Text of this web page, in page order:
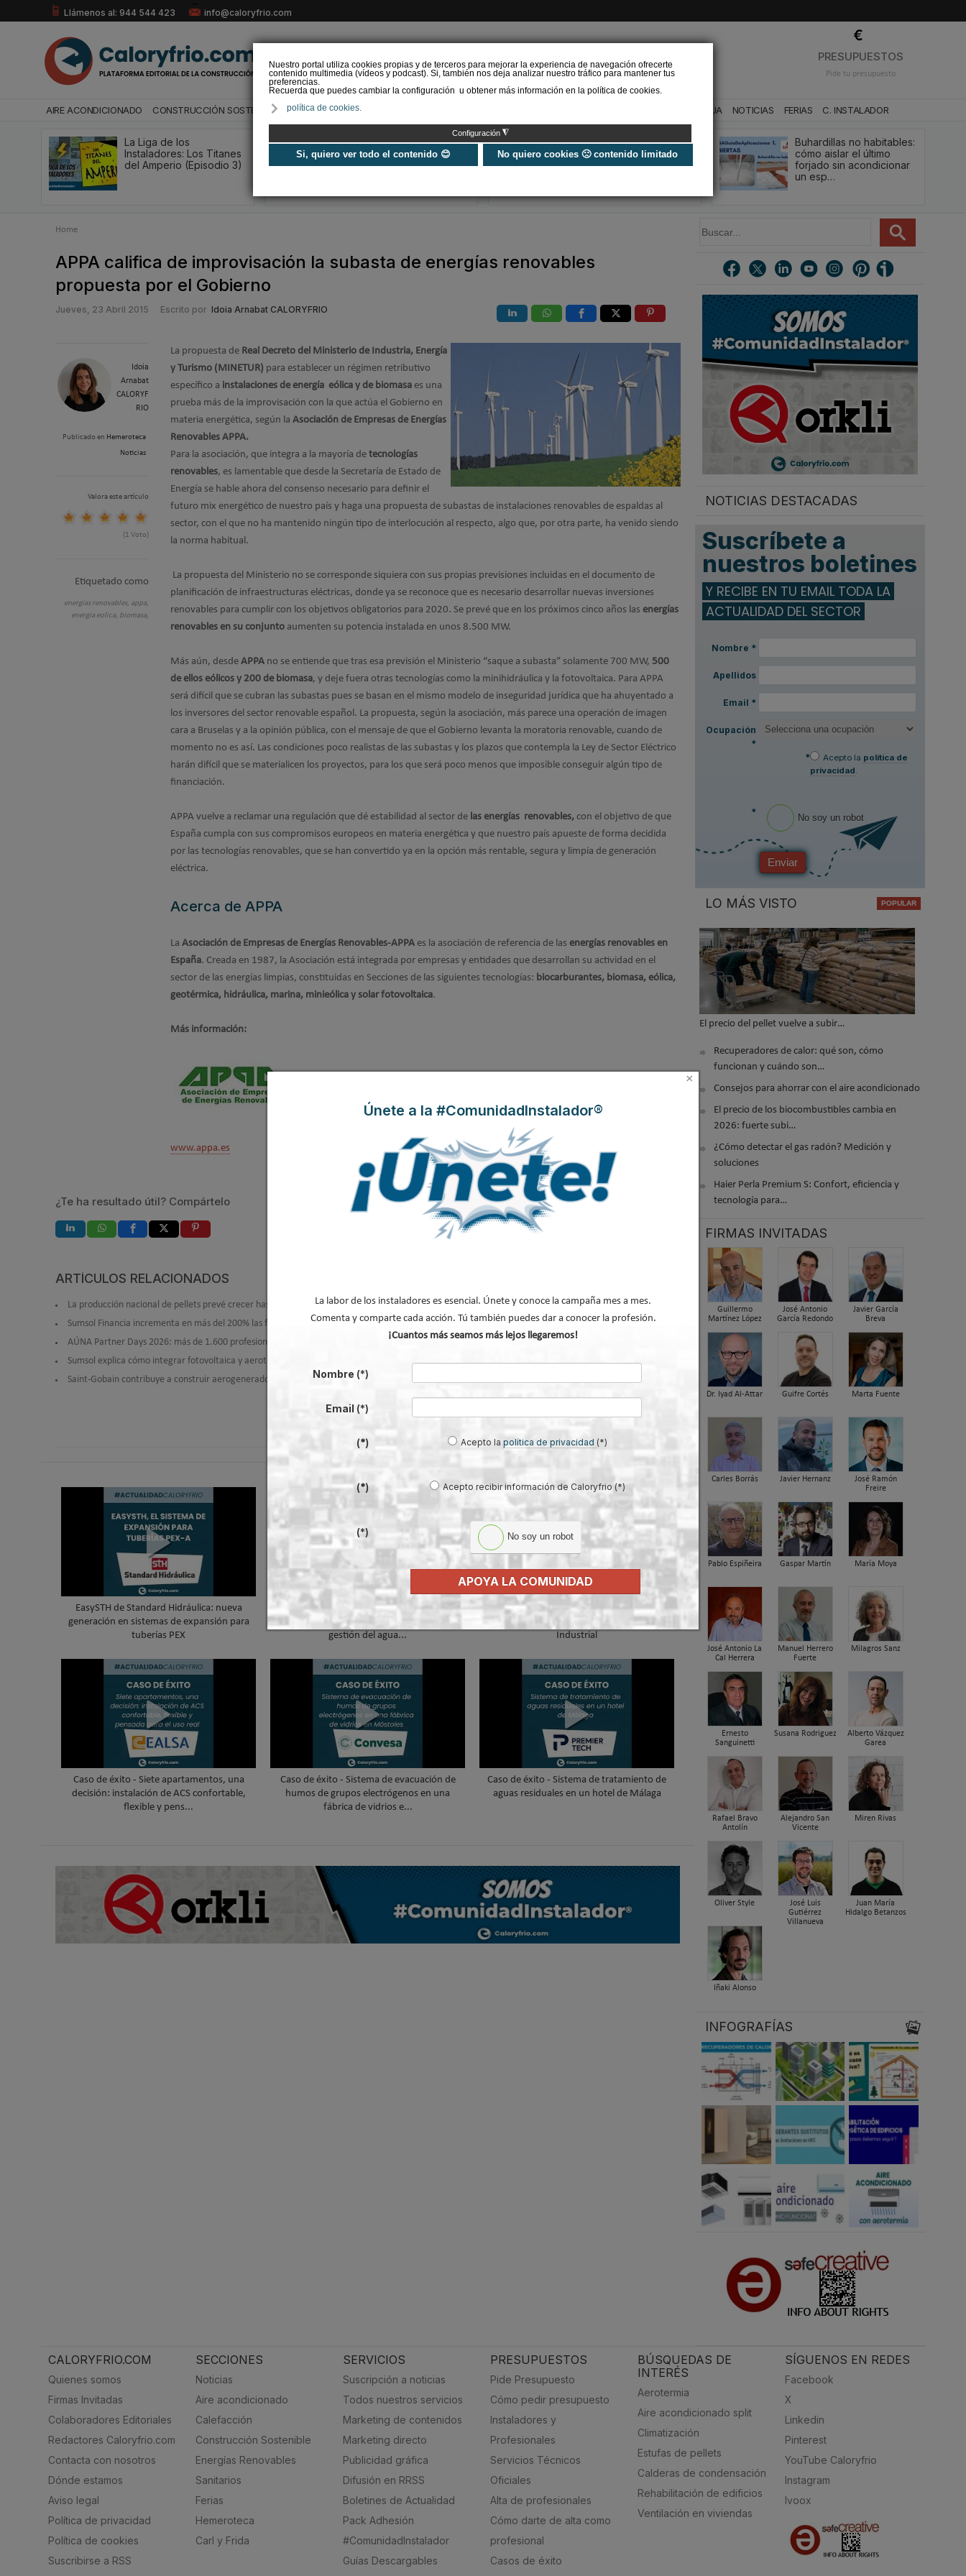
Nuestro portal utiliza cookies propias y de terceros para mejorar la experiencia de navegación ofrecerte
contenido multimedia (vídeos y podcast). Si, también nos deja analizar nuestro tráfico para mantener tus
preferencias.
Recuerda que puedes cambiar la configuración u obtener más información en la política de cookies.
política de cookies.
Configuración ◮
Si, quiero ver todo el contenido 😊 No quiero cookies 🙁 contenido limitado
Llámenos al: 944 544 423 info@caloryfrio.com
PRESUPUESTOS
Pide tu presupuesto
AIRE ACONDICIONADO CONSTRUCCIÓN SOSTENIBLE ENERGÍAS RENOVABLES BAÑO Y AGUA NOTICIAS FERIAS C. INSTALADOR
La Liga de los
Instaladores: Los Titanes
del Amperio (Episodio 3)
Universo Aniversario - Un
año, muchos momentos
Verifactu en
climatización: qué le va a
exigir la ley a tu
Buhardillas no habitables:
cómo aislar el último
forjado sin acondicionar
un esp…
Home
APPA califica de improvisación la subasta de energías renovables
propuesta por el Gobierno
Jueves, 23 Abril 2015 Escrito por Idoia Arnabat CALORYFRIO
Idoia
Arnabat
CALORYF
RIO
Publicado en Hemeroteca
Noticias
Valora este artículo
(1 Voto)
Etiquetado como
energías renovables, appa,
energia eolica, biomasa,
La propuesta de Real Decreto del Ministerio de Industria, Energía
y Turismo (MINETUR) para establecer un régimen retributivo
específico a instalaciones de energía eólica y de biomasa es una
prueba más de la improvisación con la que actúa el Gobierno en
materia energética, según la Asociación de Empresas de Energías
Renovables APPA.
Para la asociación, que integra a la mayoría de tecnologías
renovables, es lamentable que desde la Secretaría de Estado de
Energía se hable ahora del consenso necesario para definir el
futuro mix energético de nuestro país y haga una propuesta de subastas de instalaciones renovables de espaldas al
sector, con el que no ha mantenido ningún tipo de interlocución al respecto, algo que, por otra parte, ha venido siendo
la norma habitual.
La propuesta del Ministerio no se corresponde siquiera con sus propias previsiones incluidas en el documento de
planificación de infraestructuras eléctricas, donde ya se reconoce que es necesario desarrollar nuevas inversiones
renovables para cumplir con los objetivos obligatorios para 2020. Se prevé que en los próximos cinco años las energías
renovables en su conjunto aumenten su potencia instalada en unos 8.500 MW.
Más aún, desde APPA no se entiende que tras esa previsión el Ministerio “saque a subasta” solamente 700 MW, 500
de ellos eólicos y 200 de biomasa, y deje fuera otras tecnologías como la minihidráulica y la fotovoltaica. Para APPA
será difícil que se cubran las subastas pues se basan en el mismo modelo de inseguridad jurídica que ha ahuyentado a
los inversores del sector renovable español. La propuesta, según la asociación, más parece una operación de imagen
cara a Bruselas y a la opinión pública, con el mensaje de que el Gobierno levanta la moratoria renovable, cuando de
momento no es así. Las condiciones poco realistas de las subastas y los plazos que contempla la Ley de Sector Eléctrico
harán difícil que se materialicen los proyectos, para los que será poco menos que imposible conseguir algún tipo de
financiación.
APPA vuelve a reclamar una regulación que dé estabilidad al sector de las energías renovables, con el objetivo de que
España cumpla con sus compromisos europeos en materia energética y que nuestro país apueste de forma decidida
por las tecnologías renovables, que se han convertido ya en la opción más rentable, segura y limpia de generación
eléctrica.
Acerca de APPA
La Asociación de Empresas de Energías Renovables-APPA es la asociación de referencia de las energías renovables en
España. Creada en 1987, la Asociación está integrada por empresas y entidades que desarrollan su actividad en el
sector de las energías limpias, constituidas en Secciones de las siguientes tecnologías: biocarburantes, biomasa, eólica,
geotérmica, hidráulica, marina, minieólica y solar fotovoltaica.
Más información:
www.appa.es
Modificado por última vez enMartes, 16 Marzo 2021 13:55
¿Te ha resultado útil? Compártelo
ARTÍCULOS RELACIONADOS
La producción nacional de pellets prevé crecer hasta las 630.000 toneladas en 2026, pero no cubre la demanda
Sumsol Financia incrementa en más del 200% las financiaciones de aerotermia
AÚNA Partner Days 2026: más de 1.600 profesionales convierten Talavera de la Reina en la capital de las instalaciones
Sumsol explica cómo integrar fotovoltaica y aerotermia: smart meter, gestión de excedentes y SG Ready
Saint-Gobain contribuye a construir aerogeneradores más eficientes con sus soluciones químicas en WindEurope 2026
volver arriba
EasySTH de Standard Hidráulica: nueva
generación en sistemas de expansión para
tuberías PEX
Skywater®: el sistema que convierte la
cubierta en una infraestructura activa de
gestión del agua...
Lilu González: de FP Dual a embajadora
#ComunidadInstalador® | Mecatrónica
Industrial
Caso de éxito - Siete apartamentos, una
decisión: instalación de ACS confortable,
flexible y pens...
Caso de éxito - Sistema de evacuación de
humos de grupos electrógenos en una
fábrica de vidrios e...
Caso de éxito - Sistema de tratamiento de
aguas residuales en un hotel de Málaga
u
r
NOTICIAS DESTACADAS
Suscríbete a
nuestros boletines
Y RECIBE EN TU EMAIL TODA LA
ACTUALIDAD DEL SECTOR
Nombre *
Apellidos
Email *
Ocupación
*
*
Acepto la política de
privacidad.
* No soy un robot
Enviar
LO MÁS VISTO
El precio del pellet vuelve a subir…
Recuperadores de calor: qué son, cómo
funcionan y cuándo son…
Consejos para ahorrar con el aire acondicionado
El precio de los biocombustibles cambia en
2026: fuerte subi…
¿Cómo detectar el gas radón? Medición y
soluciones
Haier Perla Premium S: Confort, eficiencia y
tecnología para…
FIRMAS INVITADAS
Guillermo
Martínez López
José Antonio
García Redondo
Javier García
Breva
Dr. Iyad Al-Attar Guifre Cortés Marta Fuente
Carles Borrás Javier Hernanz
José Ramón
Freire
Pablo Espiñeira Gaspar Martín María Moya
José Antonio La
Cal Herrera
Manuel Herrero
Fuerte
Milagros Sanz
Ernesto
Sanguinetti
Susana Rodriguez
Alberto Vázquez
Garea
Rafael Bravo
Antolín
Alejandro San
Vicente
Miren Rivas
Oliver Style
José Luis
Gutiérrez
Villanueva
Juan María
Hidalgo Betanzos
Iñaki Alonso
INFOGRAFÍAS
CALORYFRIO.COM
Quienes somos
Firmas Invitadas
Colaboradores Editoriales
Redactores Caloryfrio.com
Contacta con nosotros
Dónde estamos
Aviso legal
Política de privacidad
Política de cookies
Suscribirse a RSS
SECCIONES
Noticias
Aire acondicionado
Calefacción
Construcción Sostenible
Energías Renovables
Sanitarios
Ferias
Hemeroteca
Carl y Frida
SERVICIOS
Suscripción a noticias
Todos nuestros servicios
Marketing de contenidos
Marketing directo
Publicidad gráfica
Difusión en RRSS
Boletines de Actualidad
Pack Adhesión
#ComunidadInstalador
Guías Descargables
PRESUPUESTOS
Pide Presupuesto
Cómo pedir presupuesto
Instaladores y
Profesionales
Servicios Técnicos
Oficiales
Alta de profesionales
Cómo darte de alta como
profesional
Casos de éxito
BÚSQUEDAS DE
INTERÉS
Aerotermia
Aire acondicionado split
Climatización
Estufas de pellets
Calderas de condensación
Rehabilitación de edificios
Ventilación en viviendas
SÍGUENOS EN REDES
Facebook
X
Linkedin
Pinterest
YouTube Caloryfrio
Instagram
Ivoox
×
Únete a la #ComunidadInstalador®
La labor de los instaladores es esencial. Únete y conoce la campaña mes a mes.
Comenta y comparte cada acción. Tú también puedes dar a conocer la profesión.
¡Cuantos más seamos más lejos llegaremos!
Nombre (*)
Email (*)
(*) Acepto lapolítica de privacidad (*)
(*) Acepto recibir información de Caloryfrio (*)
(*) No soy un robot
APOYA LA COMUNIDAD